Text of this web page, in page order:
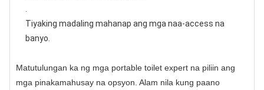
.
Tiyaking madaling mahanap ang mga naa-access na
banyo.
Matutulungan ka ng mga portable toilet expert na piliin ang
mga pinakamahusay na opsyon. Alam nila kung paano